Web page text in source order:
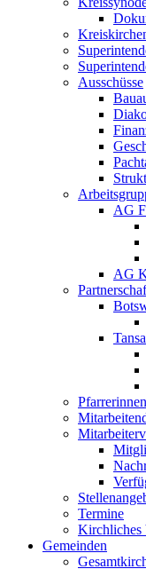
Ausschüsse
AG
AG
Termine
Kirchliches
Gemeinden